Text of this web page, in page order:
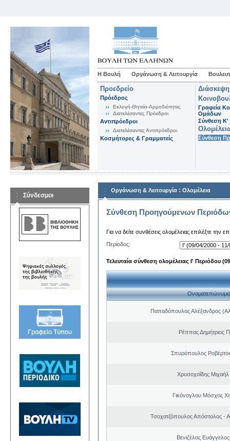
Η Βουλή Οργάνωση & Λειτουργία
Προεδρείο
Πρόεδρος
Εκλογή-Θητεία-Αρμοδιότητες
Διατελέσαντες Πρόεδροι
Αντιπρόεδροι
Διατελέσαντες Αντιπρόεδροι
Κοσμήτορες & Γραμματείς
Γραφεία
Ομάδων
Σύνθεση K'
Σύνθεση
Σύνδεσμοι
Οργάνωση & Λειτουργία : Ολομέλεια
Σύνθεση Προηγούμενων
Για να δείτε συνθέσεις ολομέλειας επιλέξτε την
Περίοδος:
Τελευταία σύνθεση ολομέλειας Ι' Περιόδου
Ονοματεπώνυμο
Παπαδόπουλος Αλέξανδρος
Ρέππας Δημήτριος
Σπυρόπουλος
Χρυσοχοΐδης Μιχαήλ
Γικόνογλου Μόσχος
Τσοχατζόπουλος Απόστολος -
Βενιζέλος